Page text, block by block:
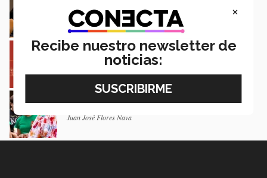
Loretta Mariaud y Carlos González
Entre miles: mexicana gana beca de maestría
Erasmus Mundus LIVE
Natalia Croda
Estudiantes de 5 campus Tec impulsan
proyectos en la Sierra Tarahumara
Juan José Flores Nava
×
Recibe nuestro newsletter de
noticias: